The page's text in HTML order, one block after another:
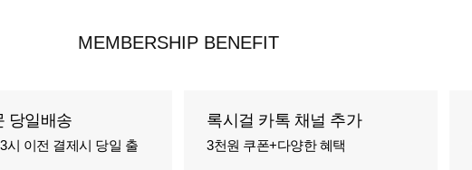
MEMBERSHIP BENEFIT
당일배송
시 이전 결제시 당일 출
록시걸 카톡 채널 추가
3천원 쿠폰+다양한 혜택